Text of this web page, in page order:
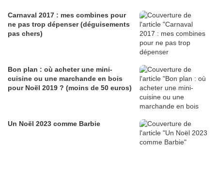
Carnaval 2017 : mes combines pour
ne pas trop dépenser (déguisements
pas chers)
Bon plan : où acheter une mini-
cuisine ou une marchande en bois
pour Noël 2019 ? (moins de 50 euros)
Un Noël 2023 comme Barbie